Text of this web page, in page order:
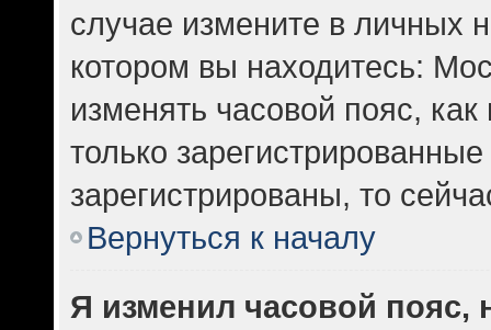
случае измените в личных
котором вы находитесь:
изменять часовой пояс,
только
зарегистрированы, то
Вернуться к началу
Я изменил часовой пояс,